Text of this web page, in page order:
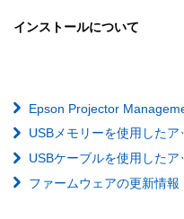
インストールについて
Epson Projector
USBメモリーを使用した
USBケーブルを使用した
ファームウェアの更新情報